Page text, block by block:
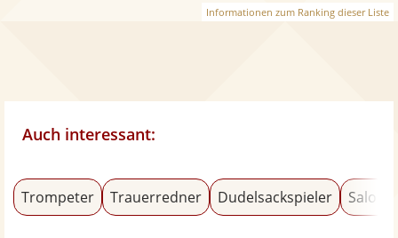
Informationen zum Ranking dieser Liste
Auch interessant:
Trompeter Trauerredner Dudelsackspieler